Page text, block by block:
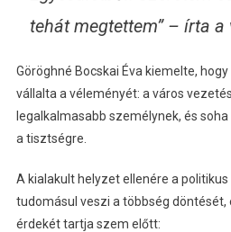
tehát megtettem”– írta a
Göröghné Bocskai Éva kiemelte,
vállalta a véleményét: a város
legalkalmasabb személynek, és
a tisztségre.
A kialakult helyzet ellenére a
tudomásul veszi a többség döntését,
érdekét tartja szem előtt: